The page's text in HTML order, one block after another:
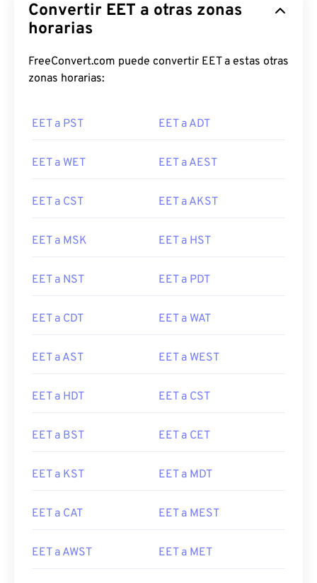
Convertir EET a otras zonas
horarias
FreeConvert.com puede convertir EET a estas otras
zonas horarias:
EET a PST EET a ADT
EET a WET EET a AEST
EET a CST EET a AKST
EET a MSK EET a HST
EET a NST EET a PDT
EET a CDT EET a WAT
EET a AST EET a WEST
EET a HDT EET a CST
EET a BST EET a CET
EET a KST EET a MDT
EET a CAT EET a MEST
EET a AWST EET a MET